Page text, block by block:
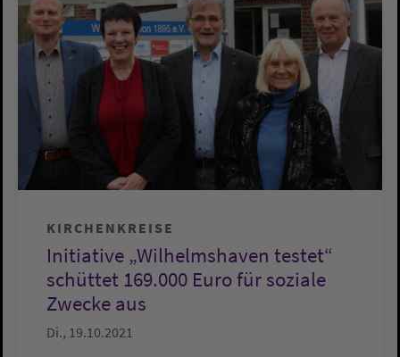
KIRCHENKREISE
Initiative „Wilhelmshaven testet“
schüttet 169.000 Euro für soziale
Zwecke aus
Di., 19.10.2021